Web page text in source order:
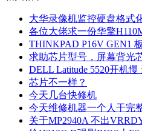
大华录像机监控硬盘格式
各位大佬求一份华擎
THINKPAD P16V GEN1
求助芯片型号，屏幕背光
DELL Latitude 5520开机慢
芯片不一样？
今天几台快修机
今天维修机器一个人干完
关于MP2940A 不出